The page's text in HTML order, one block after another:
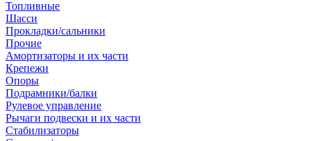
Топливные
Шасси
Прокладки/сальники
Прочие
Амортизаторы и их части
Крепежи
Опоры
Подрамники/балки
Рулевое управление
Рычаги подвески и их части
Стабилизаторы